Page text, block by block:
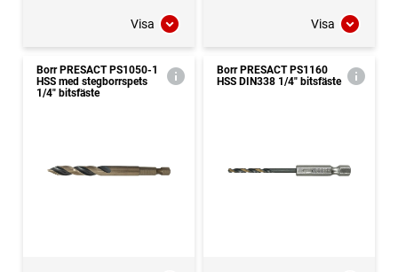
Visa Visa
Borr PRESACT PS1050-1
HSS med stegborrspets
1/4" bitsfäste
Borr PRESACT PS1160
HSS DIN338 1/4" bitsfäste